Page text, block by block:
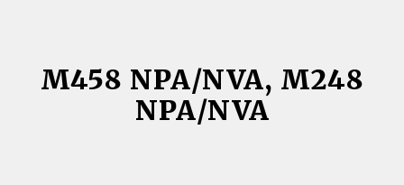
USP
C
M458 NPA/NVA, M248
NPA/NVA